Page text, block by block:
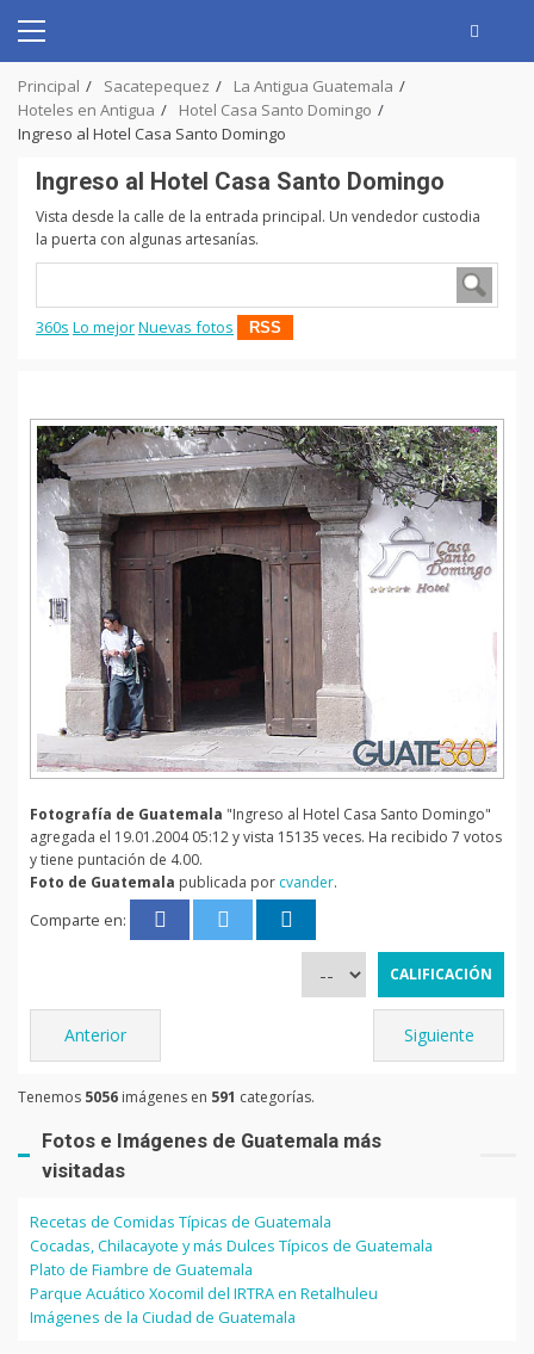
content
Primary
Principal Sacatepequez
La Antigua Guatemala
Hoteles en Antigua
Hotel Casa Santo Domingo
Ingreso al Hotel Casa Santo Domingo
Ingreso al Hotel Casa Santo Domingo
Vista desde la calle de la entrada principal. Un vendedor custodia
la puerta con algunas artesanías.
360s Lo mejorNuevas fotos RSS
Fotografía de Guatemala "Ingreso al Hotel Casa Santo Domingo"
agregada el 19.01.2004 05:12 y vista 15135 veces. Ha recibido 7 votos
y tiene puntación de 4.00.
Foto de Guatemala publicada por cvander.
Comparte en:
Anterior Siguiente
Tenemos 5056 imágenes en 591 categorías.
Fotos e Imágenes de Guatemala más
visitadas
Recetas de Comidas Típicas de Guatemala
Cocadas, Chilacayote y más Dulces Típicos de Guatemala
Plato de Fiambre de Guatemala
Parque Acuático Xocomil del IRTRA en Retalhuleu
Imágenes de la Ciudad de Guatemala